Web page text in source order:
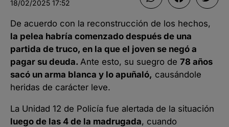
18/02/2025 17:52
De acuerdo con la reconstrucción de los hechos,
la pelea habría comenzado después de una
partida de truco, en la que el joven se negó a
pagar su deuda. Ante esto, su suegro de 78 años
sacó un arma blanca y lo apuñaló, causándole
heridas de carácter leve.
La Unidad 12 de Policía fue alertada de la situación
luego de las 4 de la madrugada, cuando